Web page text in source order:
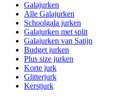
Galajurken
Alle Galajurken
Schoolgala jurken
Galajurken met split
Galajurken van Satijn
Budget jurken
Plus size jurken
Korte jurk
Glitterjurk
Kerstjurk